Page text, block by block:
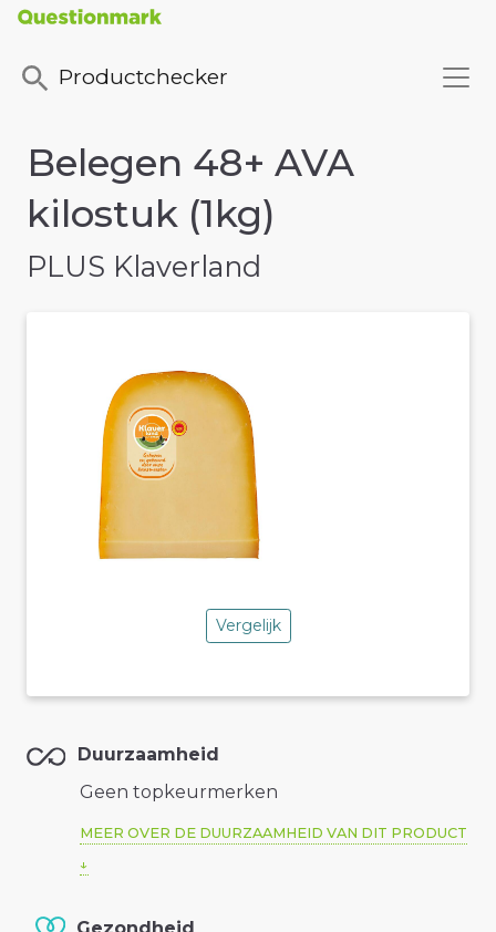
Productchecker
Belegen 48+ AVA
kilostuk (1kg)
PLUS Klaverland
Vergelijk
Duurzaamheid
Geen topkeurmerken
MEER OVER DE DUURZAAMHEID VAN DIT PRODUCT